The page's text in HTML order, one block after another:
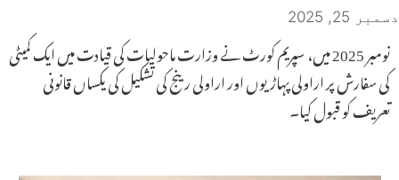
دسمبر 25, 2025
نومبر 2025 میں، سپریم کورٹ نے وزارت ماحولیات کی قیادت میں ایک کمیٹی
کی سفارش پر اراولی پہاڑیوں اور اراولی رینج کی تشکیل کی یکساں قانونی
تعریف کو قبول کیا۔